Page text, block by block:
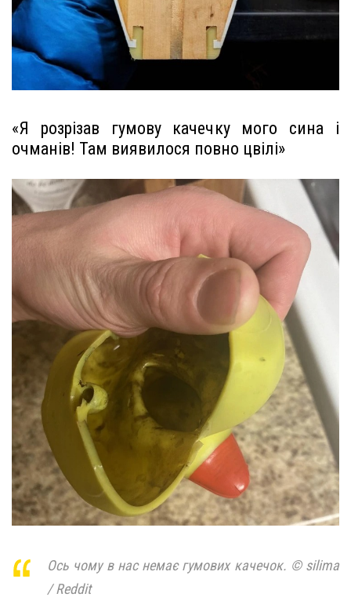
«Я розрізав гумову качечку мого сина і
очманів! Там виявилося повно цвілі»
Ось чому в нас немає гумових качечок. © silima
/ Reddit